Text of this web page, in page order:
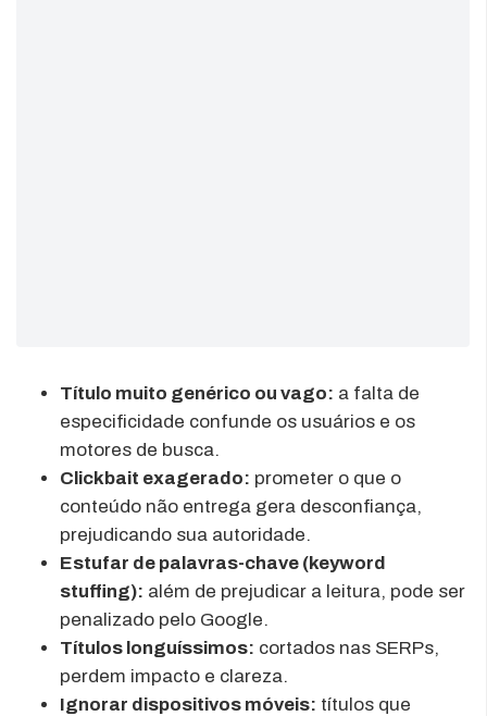
Título muito genérico ou vago: a falta de
especificidade confunde os usuários e os
motores de busca.
Clickbait exagerado: prometer o que o
conteúdo não entrega gera desconfiança,
prejudicando sua autoridade.
Estufar de palavras-chave (keyword
stuffing): além de prejudicar a leitura, pode ser
penalizado pelo Google.
Títulos longuíssimos: cortados nas SERPs,
perdem impacto e clareza.
Ignorar dispositivos móveis: títulos que